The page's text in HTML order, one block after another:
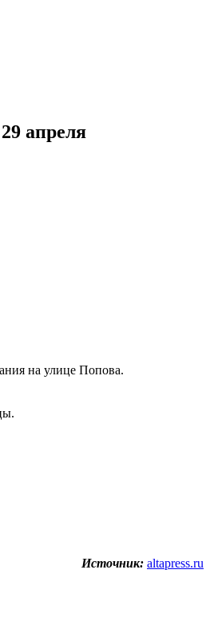
апреля
на улице Попова.
Источник: altapress.ru